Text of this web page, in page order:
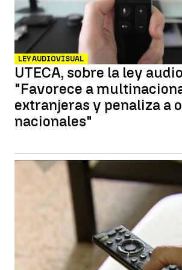
LEY AUDIOVISUAL
UTECA, sobre la ley
"Favorece a
extranjeras y penaliza a
nacionales"